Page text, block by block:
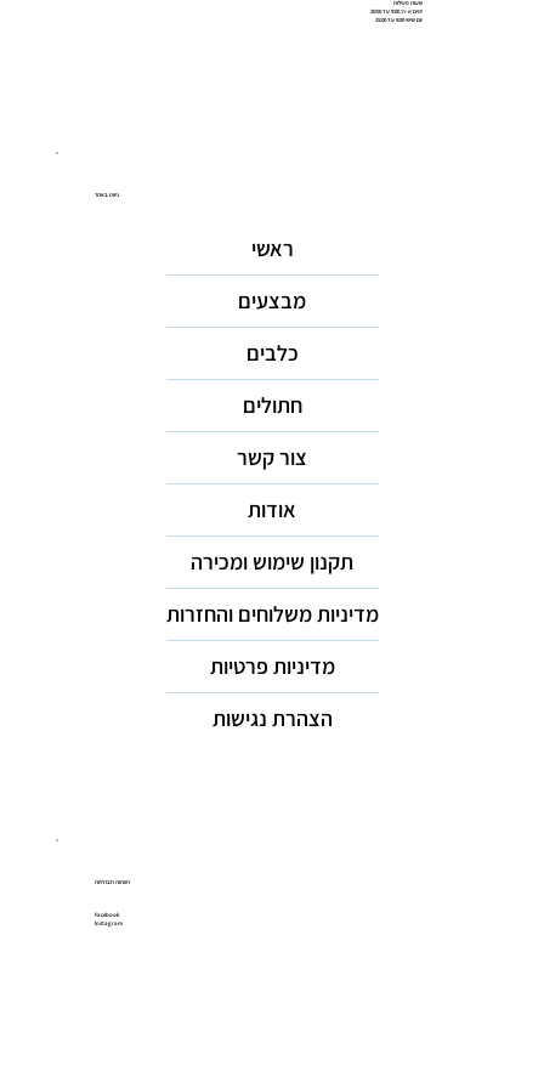
שעות פעילות
ימים א-ה: 9:00 עד 20:00
יום שישי 9:00 עד 15:00
ניווט באתר
ראשי
מבצעים
כלבים
חתולים
צור קשר
אודות
תקנון שימוש ומכירה
מדיניות משלוחים והחזרות
מדיניות פרטיות
הצהרת נגישות
רשתות חברתיות
Facebook
Instagram